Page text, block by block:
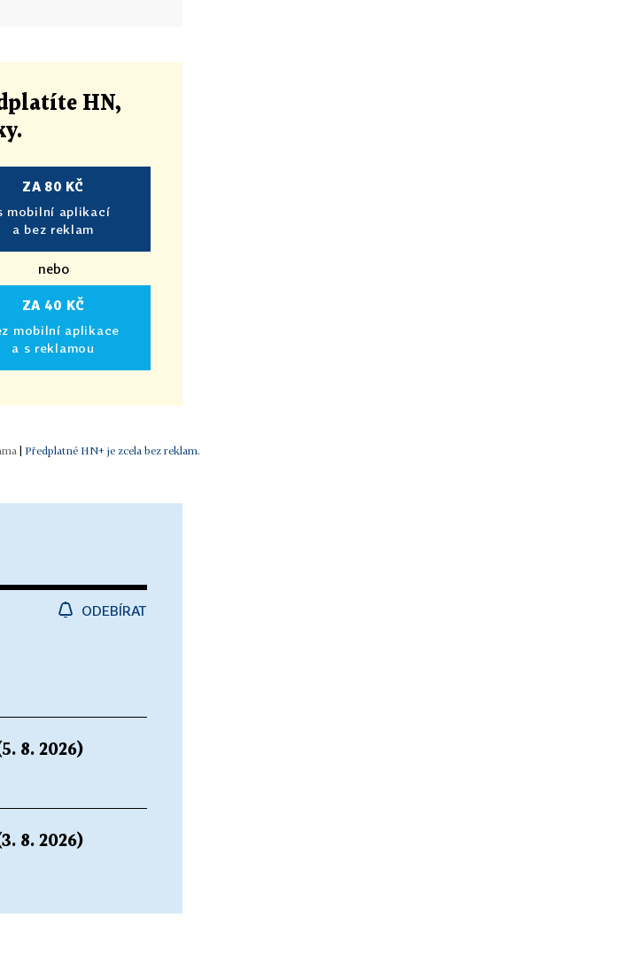
HN,
.
ZA 80 KČ
mobilní aplikací
a bez reklam
nebo
ZA 40 KČ
mobilní aplikace
a s reklamou
| Předplatné HN+ je zcela bez reklam.
ODEBÍRAT
8. 2026)
8. 2026)